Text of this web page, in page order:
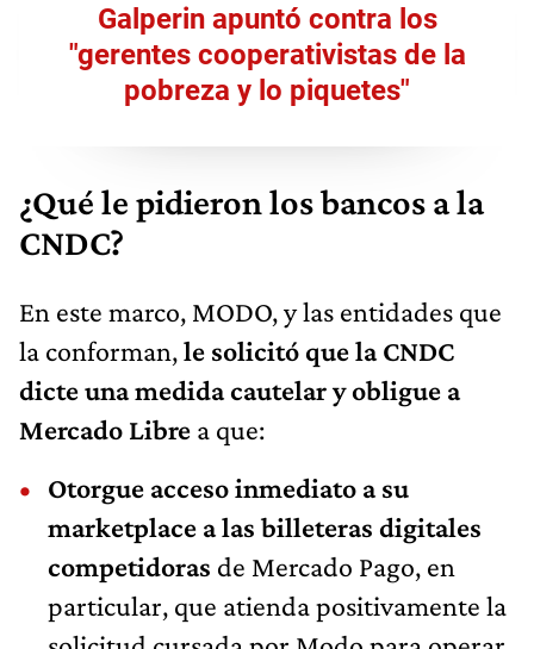
Galperin apuntó contra los
"gerentes cooperativistas de la
pobreza y lo piquetes"
¿Qué le pidieron los bancos a la
CNDC?
En este marco, MODO, y las entidades que
la conforman,le solicitó que la CNDC
dicte una medida cautelar y obligue a
Mercado Libre a que:
Otorgue acceso inmediato a su
marketplace a las billeteras digitales
competidoras de Mercado Pago, en
particular, que atienda positivamente la